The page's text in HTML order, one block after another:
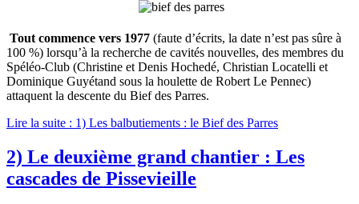
Tout commence vers 1977 (faute d’écrits, la date n’est pas sûre à
100 %) lorsqu’à la recherche de cavités nouvelles, des membres du
Spéléo-Club (Christine et Denis Hochedé, Christian Locatelli et
Dominique Guyétand sous la houlette de Robert Le Pennec)
attaquent la descente du Bief des Parres.
Lire la suite : 1) Les balbutiements : le Bief des Parres
2) Le deuxième grand chantier : Les
cascades de Pissevieille